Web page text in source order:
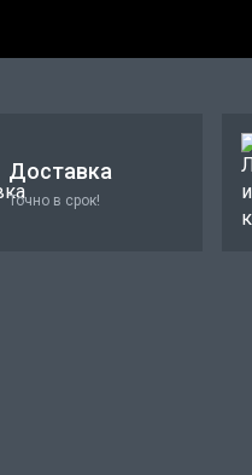
Доставка
Точно в срок!